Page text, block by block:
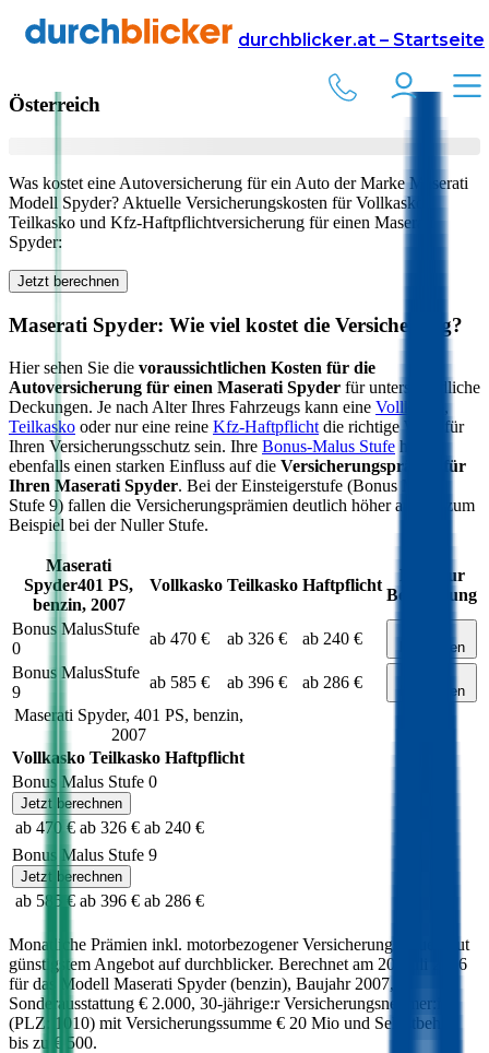
durchblicker.at – Startseite
Versicherung Autoversicherung Maserati
Maserati Spyderin
Österreich
Was kostet eine Autoversicherung für ein Auto der Marke Maserati
Modell Spyder? Aktuelle Versicherungskosten für Vollkasko,
Teilkasko und Kfz-Haftpflichtversicherung für einen Maserati
Spyder:
Jetzt berechnen
Maserati Spyder: Wie viel kostet die Versicherung?
Hier sehen Sie die voraussichtlichen Kosten für die
Autoversicherung für einen Maserati Spyder für unterschiedliche
Deckungen. Je nach Alter Ihres Fahrzeugs kann eine Vollkasko
,
Teilkasko oder nur eine reine Kfz-Haftpflicht die richtige Wahl für
Ihren Versicherungsschutz sein. Ihre Bonus-Malus Stufe hat
ebenfalls einen starken Einfluss auf die Versicherungsprämie für
Ihren Maserati Spyder. Bei der Einsteigerstufe (Bonus Malus
Stufe 9) fallen die Versicherungsprämien deutlich höher aus als zum
Beispiel bei der Nuller Stufe.
Maserati
Spyder401 PS,
benzin, 2007
Vollkasko Teilkasko Haftpflicht
Link zur
Berechnung
Bonus MalusStufe
0
ab 470 € ab 326 € ab 240 €
berechnen
Bonus MalusStufe
9
ab 585 € ab 396 € ab 286 €
berechnen
Maserati Spyder, 401 PS, benzin,
2007
Vollkasko Teilkasko Haftpflicht
Bonus Malus Stufe 0
Jetzt berechnen
ab 470 € ab 326 € ab 240 €
Bonus Malus Stufe 9
Jetzt berechnen
ab 585 € ab 396 € ab 286 €
Monatliche Prämien inkl. motorbezogener Versicherungssteuer laut
günstigstem Angebot auf durchblicker. Berechnet am 20. Juli 2026
für das Modell Maserati Spyder(benzin), Baujahr 2007,
Sonderausstattung € 2.000, 30-jährige:rVersicherungsnehmer:in
(PLZ:
1010) mit Versicherungssumme € 20 Mio und Selbstbehalt
bis zu
€ 500.